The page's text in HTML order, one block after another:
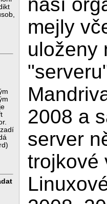
mejly
uloženy
2008 a
server
trojkové